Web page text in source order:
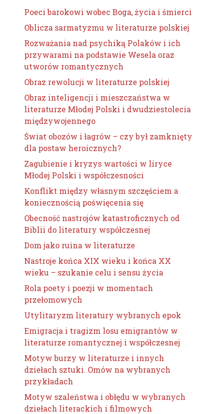
Poeci barokowi wobec Boga, życia i śmierci
Oblicza sarmatyzmu w literaturze polskiej
Rozważania nad psychiką Polaków i ich
przywarami na podstawie Wesela oraz
utworów romantycznych
Obraz rewolucji w literaturze polskiej
Obraz inteligencji i mieszczaństwa w
literaturze Młodej Polski i dwudziestolecia
międzywojennego
Świat obozów i łagrów – czy był zamknięty
dla postaw heroicznych?
Zagubienie i kryzys wartości w liryce
Młodej Polski i współczesności
Konflikt między własnym szczęściem a
koniecznością poświęcenia się
Obecność nastrojów katastroficznych od
Biblii do literatury współczesnej
Dom jako ruina w literaturze
Nastroje końca XIX wieku i końca XX
wieku – szukanie celu i sensu życia
Rola poety i poezji w momentach
przełomowych
Utylitaryzm literatury wybranych epok
Emigracja i tragizm losu emigrantów w
literaturze romantycznej i współczesnej
Motyw burzy w literaturze i innych
dziełach sztuki. Omów na wybranych
przykładach
Motyw szaleństwa i obłędu w wybranych
dziełach literackich i filmowych